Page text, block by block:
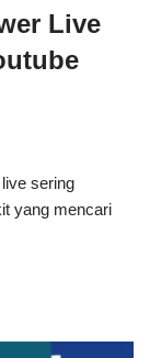
Live
sering
yang mencari